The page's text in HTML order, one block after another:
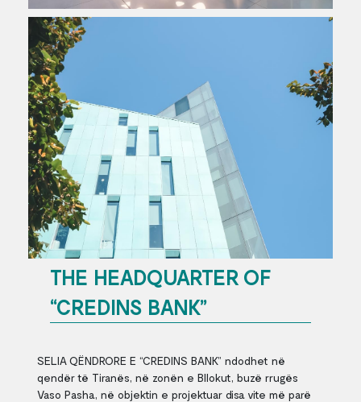
THE HEADQUARTER OF
“CREDINS BANK”
SELIA QËNDRORE E “CREDINS BANK” ndodhet në
qendër të Tiranës, në zonën e Bllokut, buzë rrugës
Vaso Pasha, në objektin e projektuar disa vite më parë